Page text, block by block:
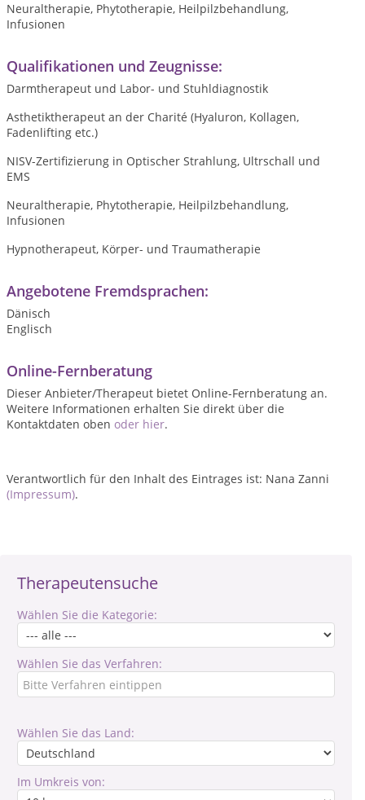
Therapeutensuche
Wählen Sie die Kategorie:
Wählen Sie das Verfahren:
Wählen Sie das Land:
Im Umkreis von:
Neuraltherapie, Phytotherapie, Heilpilzbehandlung,
Infusionen
Qualifikationen und Zeugnisse:
Darmtherapeut und Labor- und Stuhldiagnostik
Asthetiktherapeut an der Charité (Hyaluron, Kollagen,
Fadenlifting etc.)
NISV-Zertifizierung in Optischer Strahlung, Ultrschall und
EMS
Neuraltherapie, Phytotherapie, Heilpilzbehandlung,
Infusionen
Hypnotherapeut, Körper- und Traumatherapie
Angebotene Fremdsprachen:
Dänisch
Englisch
Online-Fernberatung
Dieser Anbieter/Therapeut bietet Online-Fernberatung an.
Weitere Informationen erhalten Sie direkt über die
Kontaktdaten oben oder hier.
Verantwortlich für den Inhalt des Eintrages ist: Nana Zanni
(Impressum).